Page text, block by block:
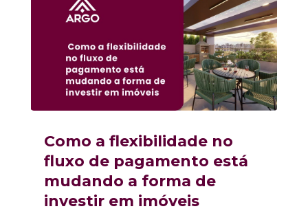
Como a flexibilidade no
fluxo de pagamento está
mudando a forma de
investir em imóveis